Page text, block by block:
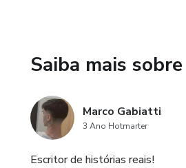
Saiba mais
Marco Gabiatti
3 Ano Hotmarter
Escritor de histórias reais!